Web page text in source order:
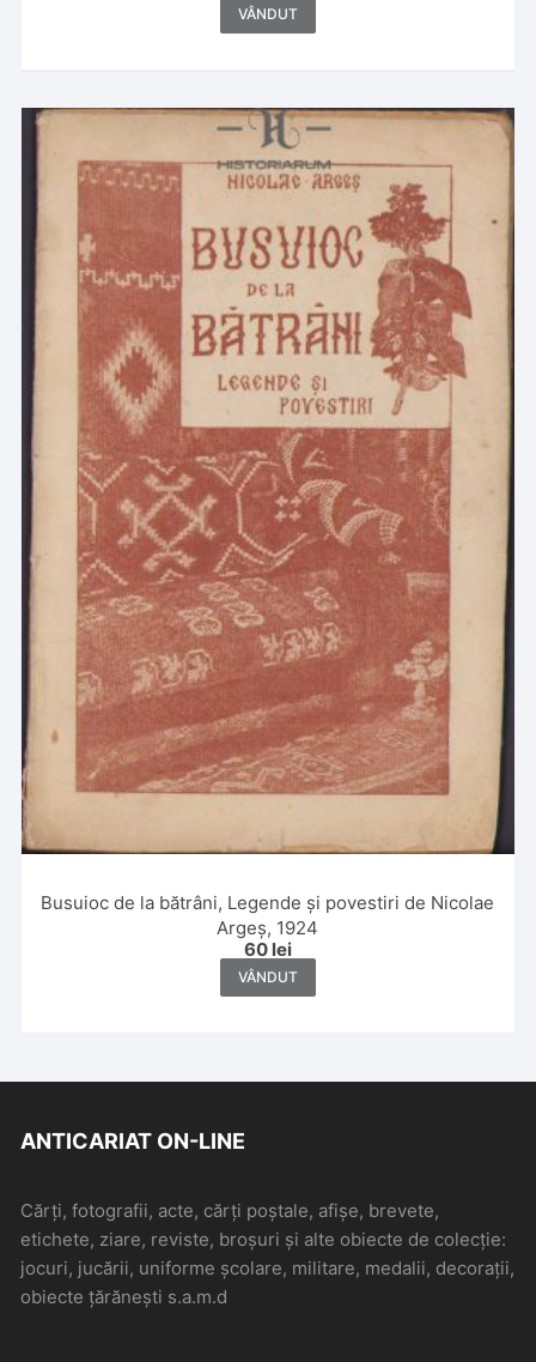
VÂNDUT
Busuioc de la bătrâni, Legende și povestiri de Nicolae
Argeș, 1924
60 lei
VÂNDUT
ANTICARIAT ON-LINE
Cărți, fotografii, acte, cărți poștale, afișe, brevete,
etichete, ziare, reviste, broșuri și alte obiecte de colecție:
jocuri, jucării, uniforme școlare, militare, medalii, decorații,
obiecte țărănești s.a.m.d